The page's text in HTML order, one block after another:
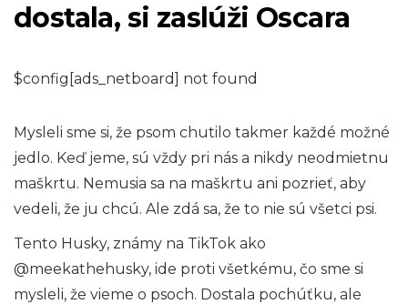
dostala, si zaslúži Oscara
$config[ads_netboard] not found
Mysleli sme si, že psom chutilo takmer každé možné
jedlo. Keď jeme, sú vždy pri nás a nikdy neodmietnu
maškrtu. Nemusia sa na maškrtu ani pozrieť, aby
vedeli, že ju chcú. Ale zdá sa, že to nie sú všetci psi.
Tento Husky, známy na TikTok ako
@meekathehusky, ide proti všetkému, čo sme si
mysleli, že vieme o psoch. Dostala pochúťku, ale